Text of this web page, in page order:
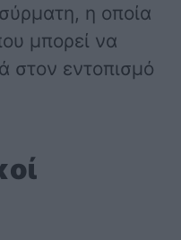
η οποία
μπορεί να
στον εντοπισμό